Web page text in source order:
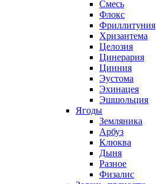
Смесь
Флокс
Фриллитуния
Хризантема
Целозия
Цинерария
Цинния
Эустома
Эхинацея
Эшшольция
Ягоды
Земляника
Арбуз
Клюква
Дыня
Разное
Физалис